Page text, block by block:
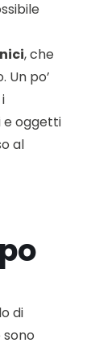
, che
Un po’
e oggetti
al
di